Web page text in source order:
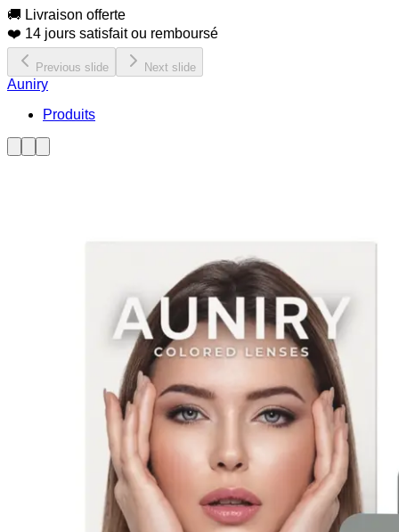
🚚 Livraison offerte
❤️ 14 jours satisfait ou remboursé
Previous slide Next slide
Auniry
Produits